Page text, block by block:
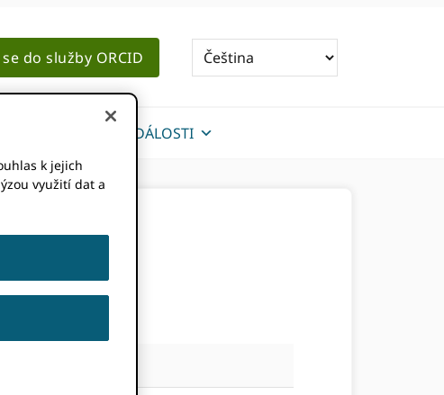
do služby ORCID
ZPRÁVY A UDÁLOSTI
k jejich
využití dat a